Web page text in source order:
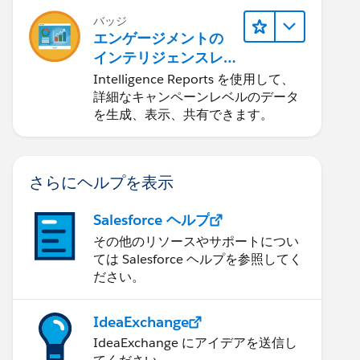
バッジ
エンゲージメントの
インテリジェンスレ
ポート
Intelligence Reports を使用して、
詳細なキャンペーンレベルのデータ
を生成、表示、共有できます。
さらにヘルプを表示
Salesforce ヘルプ
その他のリソースやサポートについ
ては Salesforce ヘルプを参照してく
ださい。
IdeaExchange
IdeaExchange にアイデアを送信し